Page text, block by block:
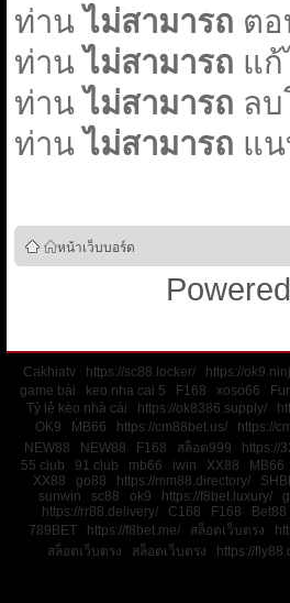
ท่านไม่สามารถ ต
ท่านไม่สามารถ แ
ท่านไม่สามารถ ล
ท่านไม่สามารถ แ
หน้าเว็บบอร์ด
Cakhiatv https://sc88.locker/ https://
game bài
keo nha cai 5 F168 xoso66
Tỷ lệ kèo nhà cái
https://ok8386.supply/
OK9
MB66 https://cm88bet.us/ https://
NEW88
NEW88 F168 สล็อต999 https://
55 club
91 club mb66 iwin XX88 MB66
XX88
go88 https://mm88.directory/
sunwin
sc88 ok9 https://f8bet.luxury/
https://rr88.delivery/
C168 F168 Bet88
789BET
https://f8bet.me/ สล็อตเว็บตรง
สล็อตเว็บตรง
สล็อตเว็บตรง https://